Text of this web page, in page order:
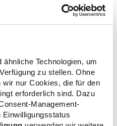
Technologien, um
zu stellen. Ohne
wir nur Cookies, die für den
erforderlich sind. Dazu
Management-
Vor-Ort-Apotheken
Urteil unter massivem
handeln!